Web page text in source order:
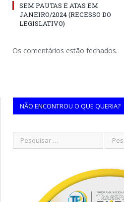
SEM PAUTAS E ATAS EM
JANEIRO/2024 (RECESSO DO
LEGISLATIVO)
Os comentários estão fechados.
NÃO ENCONTROU O QUE QUERIA?